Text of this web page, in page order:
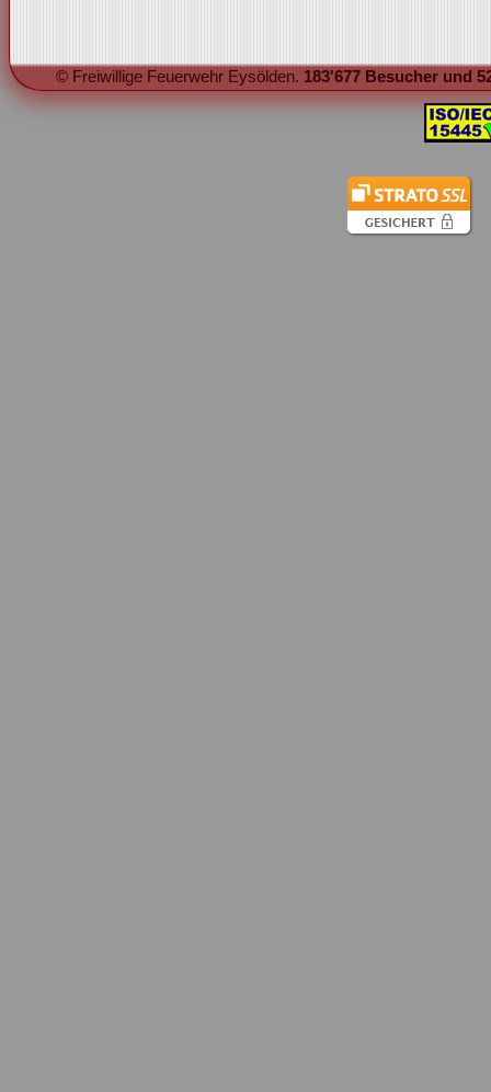
© Freiwillige Feuerwehr Eysölden. 183'677 Besucher und